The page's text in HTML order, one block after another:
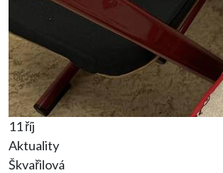
11 říj
Aktuality
Škvařilová